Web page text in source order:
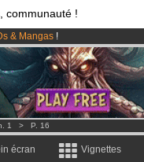
communauté !
& Mangas !
lancé!.
3.95 eurospar mois !Clique ici
1 > P. 16
écran Vignettes